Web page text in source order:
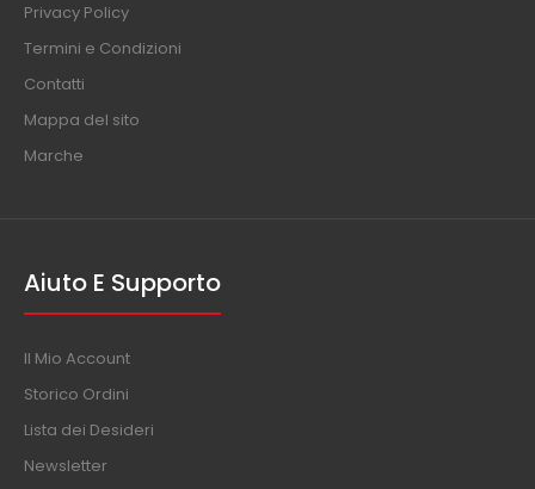
Privacy Policy
Termini e Condizioni
Contatti
Mappa del sito
Marche
Aiuto E Supporto
Il Mio Account
Storico Ordini
Lista dei Desideri
Newsletter